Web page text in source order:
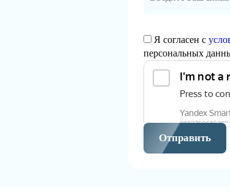
Я согласен с
персональных
Отправить